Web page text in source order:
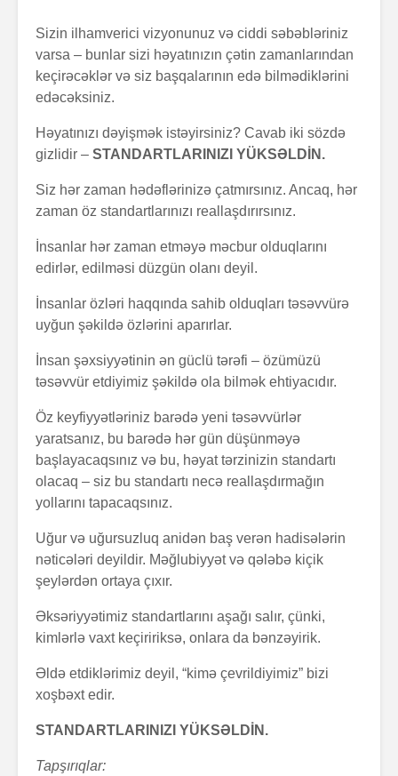
Sizin ilhamverici vizyonunuz və ciddi səbəbləriniz
varsa – bunlar sizi həyatınızın çətin zamanlarından
keçirəcəklər və siz başqalarının edə bilmədiklərini
edəcəksiniz.
Həyatınızı dəyişmək istəyirsiniz? Cavab iki sözdə
gizlidir – STANDARTLARINIZI YÜKSƏLDİN.
Siz hər zaman hədəflərinizə çatmırsınız. Ancaq, hər
zaman öz standartlarınızı reallaşdırırsınız.
İnsanlar hər zaman etməyə məcbur olduqlarını
edirlər, edilməsi düzgün olanı deyil.
İnsanlar özləri haqqında sahib olduqları təsəvvürə
uyğun şəkildə özlərini aparırlar.
İnsan şəxsiyyətinin ən güclü tərəfi – özümüzü
təsəvvür etdiyimiz şəkildə ola bilmək ehtiyacıdır.
Öz keyfiyyətləriniz barədə yeni təsəvvürlər
yaratsanız, bu barədə hər gün düşünməyə
başlayacaqsınız və bu, həyat tərzinizin standartı
olacaq – siz bu standartı necə reallaşdırmağın
yollarını tapacaqsınız.
Uğur və uğursuzluq anidən baş verən hadisələrin
nəticələri deyildir. Məğlubiyyət və qələbə kiçik
şeylərdən ortaya çıxır.
Əksəriyyətimiz standartlarını aşağı salır, çünki,
kimlərlə vaxt keçiririksə, onlara da bənzəyirik.
Əldə etdiklərimiz deyil, “kimə çevrildiyimiz” bizi
xoşbəxt edir.
STANDARTLARINIZI YÜKSƏLDİN.
Tapşırıqlar: